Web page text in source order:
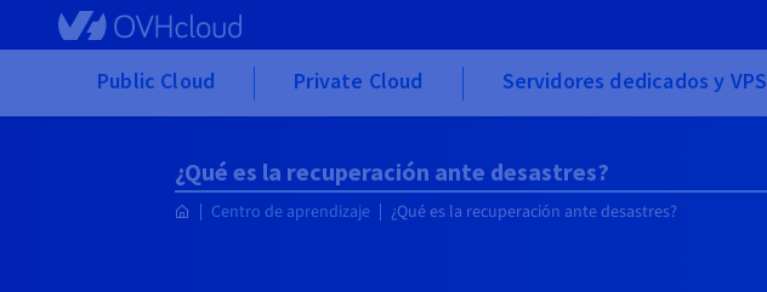
Skip to main content
Public Cloud Private Cloud Servidores dedicados y VPS
¿Qué es la recuperación ante desastres?
Centro de aprendizaje ¿Qué es la recuperación ante desastres?